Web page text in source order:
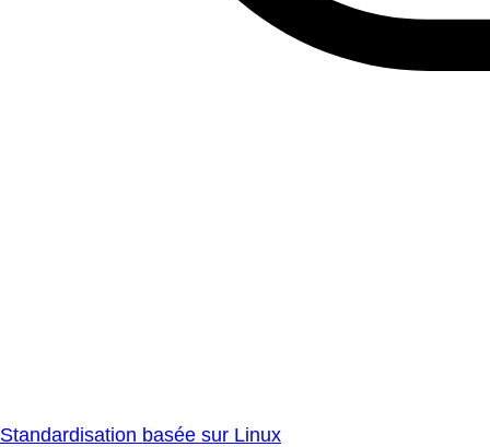
Standardisation basée sur Linux